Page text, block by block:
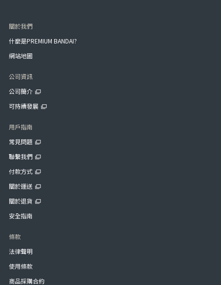
關於我們
什麼是PREMIUM BANDAI?
網站地圖
公司資訊
公司簡介
可持續發展
用戶指南
常見問題
聯繫我們
付款方式
關於運送
關於退貨
安全指南
條款
法律聲明
使用條款
商品採購合約